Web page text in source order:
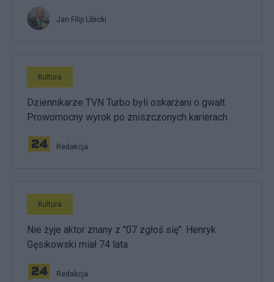
Jan Filip Libicki
Kultura
Dziennikarze TVN Turbo byli oskarżani o gwałt.
Prowomocny wyrok po zniszczonych karierach
Redakcja
Kultura
Nie żyje aktor znany z "07 zgłoś się". Henryk
Gęsikowski miał 74 lata
Redakcja